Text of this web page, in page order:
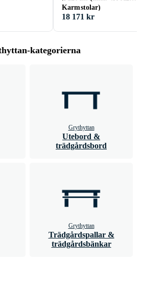
Karmstolar)
18 171 kr
kategorierna
Grythyttan
Utebord &
trädgårdsbord
Grythyttan
Trädgårdspallar &
trädgårdsbänkar